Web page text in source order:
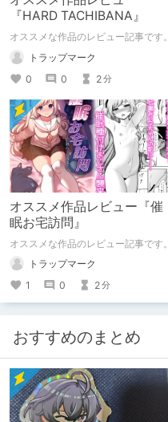
『HARD TACHIBANA』
オススメな作品のレビュー記事です。
トラップマーク
0
0 2分
オススメ作品レビュー『催
眠お宅訪問』
オススメな作品のレビュー記事です。
トラップマーク
1
0 2分
おすすめのまとめ